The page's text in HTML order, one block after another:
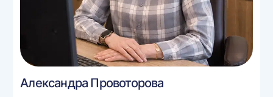
Александра Провоторова